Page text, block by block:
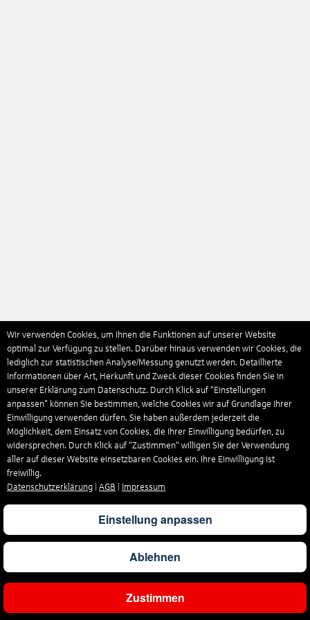
Wir verwenden Cookies, um Ihnen die Funktionen auf unserer Website
optimal zur Verfügung zu stellen. Darüber hinaus verwenden wir Cookies, die
lediglich zur statistischen Analyse/Messung genutzt werden. Detaillierte
Informationen über Art, Herkunft und Zweck dieser Cookies finden Sie in
unserer Erklärung zum Datenschutz. Durch Klick auf "Einstellungen
anpassen" können Sie bestimmen, welche Cookies wir auf Grundlage Ihrer
Einwilligung verwenden dürfen. Sie haben außerdem jederzeit die
Möglichkeit, dem Einsatz von Cookies, die Ihrer Einwilligung bedürfen, zu
widersprechen. Durch Klick auf “Zustimmen“ willigen Sie der Verwendung
aller auf dieser Website einsetzbaren Cookies ein. Ihre Einwilligung ist
freiwillig.
Datenschutzerklärung
AGB Impressum
Einstellung anpassen
Ablehnen
Zustimmen